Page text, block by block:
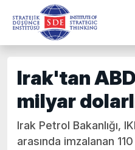
Irak'tan
milyar
Irak Petrol Bakanlığı,
arasında imzalanan